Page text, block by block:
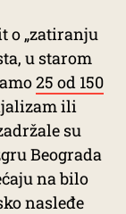
o „zatiranju
u starom
25 od 150
ili
su
Beograda
na bilo
nasleđe